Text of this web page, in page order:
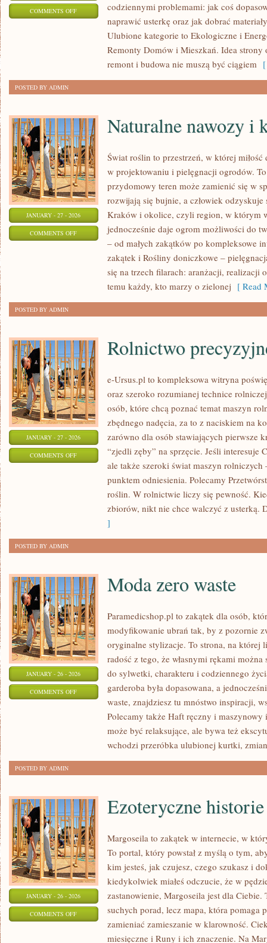
COMMENTS OFFON
codziennymi problemami: jak coś
naprawić usterkę oraz jak dobrać
Ulubione kategorie to Ekologiczne i
Remonty Domów i Mieszkań. Idea strony
remont i budowa nie muszą być ciągiem
POSTED BY ADMIN
JANUARY - 27 - 2026
COMMENTS OFFON
NATURALNE
KOMPOSTOWANIE
Naturalne nawozy i
Świat roślin to przestrzeń, w której
w projektowaniu i pielęgnacji ogrodów.
przydomowy teren może zamienić się w
rozwijają się bujnie, a człowiek
Kraków i okolice, czyli region, w którym
jednocześnie daje ogrom możliwości do
– od małych zakątków po kompleksowe
zakątek i Rośliny doniczkowe –
się na trzech filarach: aranżacji, realizacji
temu każdy, kto marzy o zielonej [ Read
POSTED BY ADMIN
JANUARY - 27 - 2026
COMMENTS OFFON
ROLNICTWO
PRECYZYJNE
Rolnictwo
e-Ursus.pl to kompleksowa witryna
oraz szeroko rozumianej technice
osób, które chcą poznać temat maszyn
zbędnego nadęcia, za to z naciskiem na
zarówno dla osób stawiających pierwsze
“zjedli zęby” na sprzęcie. Jeśli interesuje
ale także szeroki świat maszyn rolniczych
punktem odniesienia. Polecamy
roślin. W rolnictwie liczy się pewność.
zbiorów, nikt nie chce walczyć z usterką.
]
POSTED BY ADMIN
JANUARY - 26 - 2026
COMMENTS OFFON
Moda zero waste
Paramedicshop.pl to zakątek dla osób,
modyfikowanie ubrań tak, by z pozornie
oryginalne stylizacje. To strona, na której
radość z tego, że własnymi rękami
do sylwetki, charakteru i codziennego
garderoba była dopasowana, a
waste, znajdziesz tu mnóstwo inspiracji,
Polecamy także Haft ręczny i maszynowy
może być relaksujące, ale bywa też
wchodzi przeróbka ulubionej kurtki,
POSTED BY ADMIN
JANUARY - 26 - 2026
COMMENTS OFFON
EZOTERYCZNE
Ezoteryczne
Margoseila to zakątek w internecie, w
To portal, który powstał z myślą o tym,
kim jesteś, jak czujesz, czego szukasz i
kiedykolwiek miałeś odczucie, że w
zastanowienie, Margoseila jest dla
suchych porad, lecz mapa, która pomaga
zamieniać zamieszanie w klarowność.
miesięczne i Runy i ich znaczenie. Na